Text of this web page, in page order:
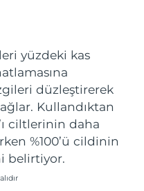
yüzdeki kas
düzleştirerek
Kullandıktan
ciltlerinin daha
%100’ü cildinin
belirtiyor.
Tahmini teslim tarihi
13/08/2026
Tahmini teslim tarihi